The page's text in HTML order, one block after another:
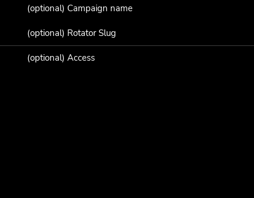
(optional) Campaign name
(optional) Rotator Slug
(optional) Access